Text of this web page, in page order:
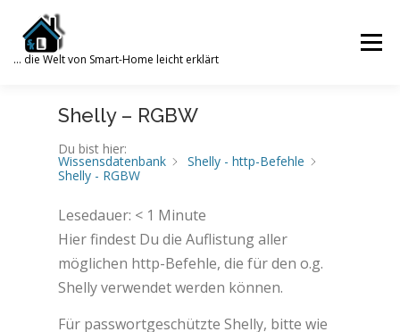
Inhalt
springen
… die Welt von Smart-Home leicht erklärt
Menü
Search for:
SMART HOME
WORDPRESS PHP TRUENAS
ÜBER MICH KONTAKT
Shelly – RGBW
Du bist hier:
Wissensdatenbank
Shelly - http-Befehle
Shelly - RGBW
Lesedauer: < 1 Minute
Hier findest Du die Auflistung aller
möglichen http-Befehle, die für den o.g.
Shelly verwendet werden können.
Für passwortgeschützte Shelly, bitte wie